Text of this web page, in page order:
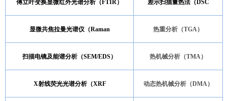
傅立叶变换显微红外光谱分析（FTIR） 差示扫描量热法（DSC
显微共焦拉曼光谱仪（Raman 热重分析（TGA）
扫描电镜及能谱分析（SEM/EDS） 热机械分析（TMA）
X射线荧光光谱分析（XRF 动态热机械分析（DMA）